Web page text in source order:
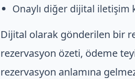
Onaylı diğer dijital iletişim
Dijital olarak gönderilen bir
rezervasyon özeti, ödeme
rezervasyon anlamına